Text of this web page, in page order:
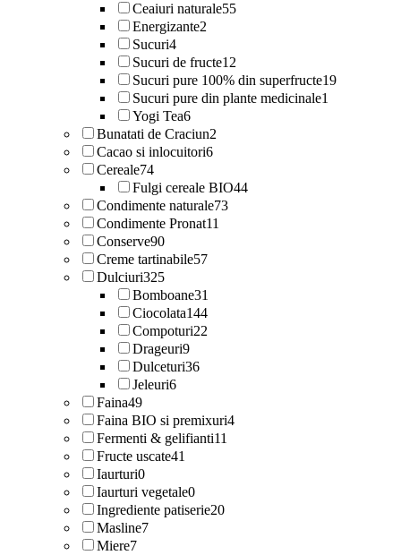
Ceaiuri naturale55
Energizante2
Sucuri4
Sucuri de fructe12
Sucuri pure 100% din superfructe19
Sucuri pure din plante medicinale1
Yogi Tea6
Bunatati de Craciun2
Cacao si inlocuitori6
Cereale74
Fulgi cereale BIO44
Condimente naturale73
Condimente Pronat11
Conserve90
Creme tartinabile57
Dulciuri325
Bomboane31
Ciocolata144
Compoturi22
Drageuri9
Dulceturi36
Jeleuri6
Faina49
Faina BIO si premixuri4
Fermenti & gelifianti11
Fructe uscate41
Iaurturi0
Iaurturi vegetale0
Ingrediente patiserie20
Masline7
Miere7